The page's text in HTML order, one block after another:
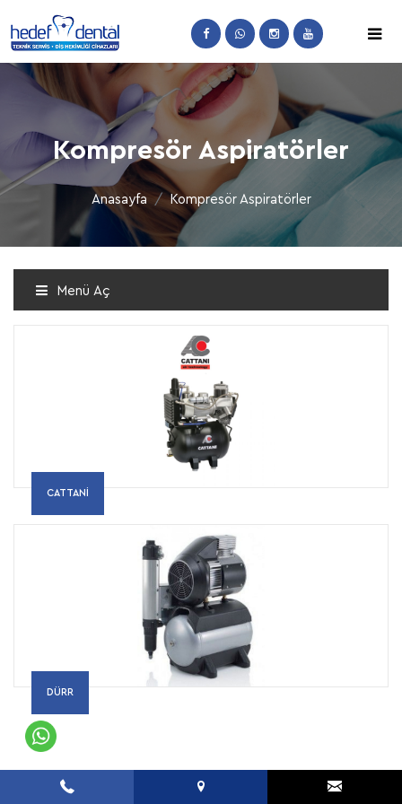
Kompresör Aspiratörler
Anasayfa Kompresör Aspiratörler
Menü Aç
CATTANİ
DÜRR